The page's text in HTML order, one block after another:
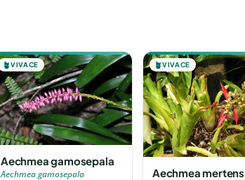
🪴VIVACE
Aechmea gamosepala
Aechmea gamosepala
🪴VIVACE
Aechmea